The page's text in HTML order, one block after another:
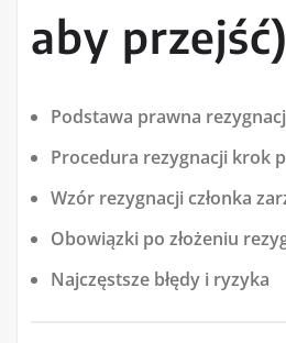
aby przejść)
Podstawa prawna
Procedura rezygnacji krok
Wzór rezygnacji członka
Obowiązki po złożeniu
Najczęstsze błędy i ryzyka